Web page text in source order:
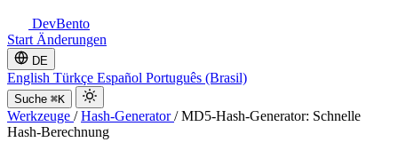
DevBento
Start Änderungen
DE
English Türkçe Español Português (Brasil)
Suche ⌘K
Werkzeuge / Hash-Generator/ MD5-Hash-Generator: Schnelle
Hash-Berechnung